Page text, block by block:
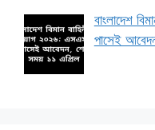
বাংলাদেশ
পাসেই